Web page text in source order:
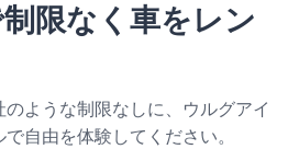
限なく車をレン
ような制限なしに、ウルグアイ
自由を体験してください。